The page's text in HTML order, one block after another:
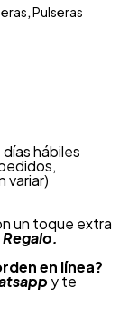
,Pulseras
hábiles
variar)
un toque extra
en línea?
y te